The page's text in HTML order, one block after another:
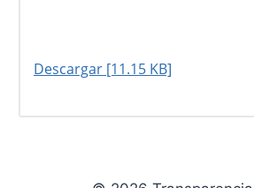
Descargar [11.15 KB]